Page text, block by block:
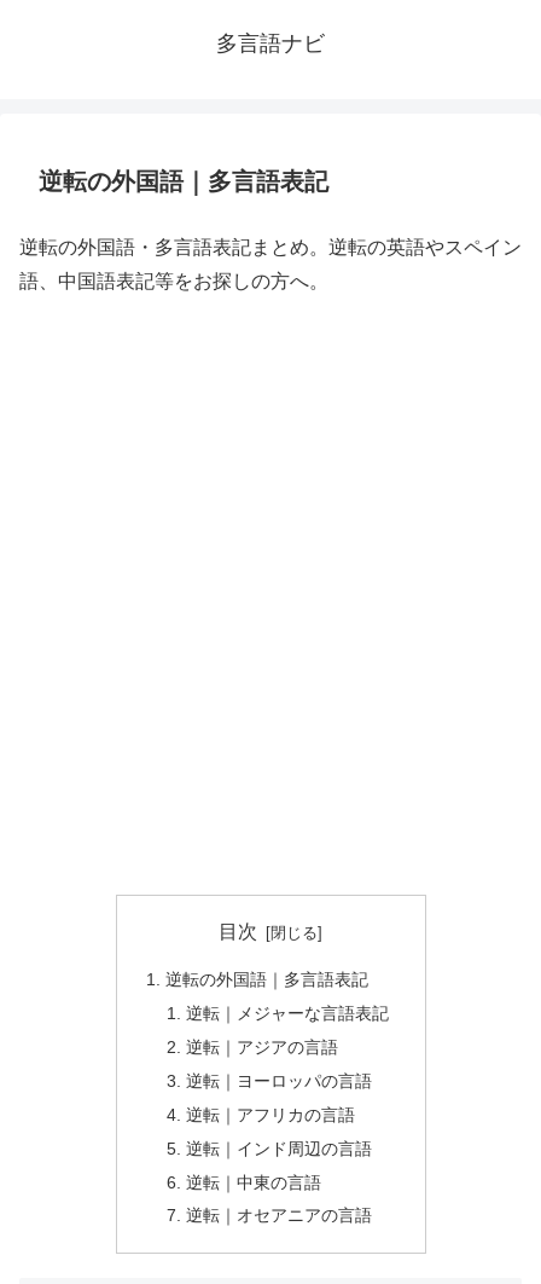
多言語ナビ
逆転の外国語｜多言語表記
逆転の外国語・多言語表記まとめ。逆転の英語やスペイン
語、中国語表記等をお探しの方へ。
目次
逆転の外国語｜多言語表記
逆転｜メジャーな言語表記
逆転｜アジアの言語
逆転｜ヨーロッパの言語
逆転｜アフリカの言語
逆転｜インド周辺の言語
逆転｜中東の言語
逆転｜オセアニアの言語